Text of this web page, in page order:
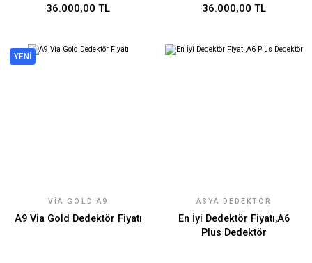
36.000,00 TL 36.000,00 TL
YENİ
VIA GOLD A9
A9 Via Gold Dedektör Fiyatı
ASYA DEDEKTÖR
En İyi Dedektör Fiyatı,A6
Plus Dedektör